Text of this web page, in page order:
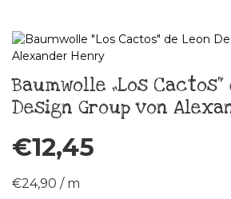
Baumwolle „Los Cactos“
Design Group von
€12,45
€24,90 / m